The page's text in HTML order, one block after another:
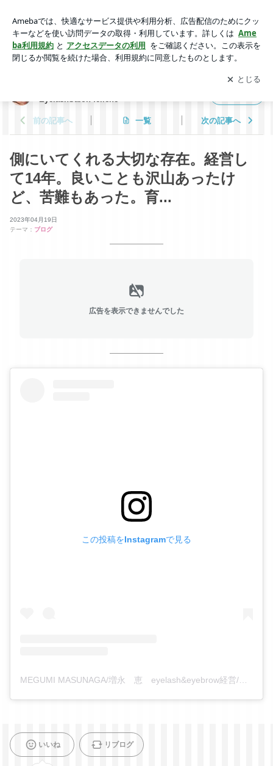
あったけど、苦難もあった。育... | 福井 まつげエクステサロ
ン フェリーシェ / EyelashSalon feliche
アプリをダウンロードして ブログの更新通知
を受け取りまし
ょう。
開く
EyelashSalon feliche
前の記事へ 一覧 次の記事へ
側にいてくれる大切な存在。経営し
て14年。良いことも沢山あったけ
ど、苦難もあった。育...
2023年04月19日
テーマ： ブログ
広告を表示できませんでした
この投稿をInstagramで見る
いいね リブログ